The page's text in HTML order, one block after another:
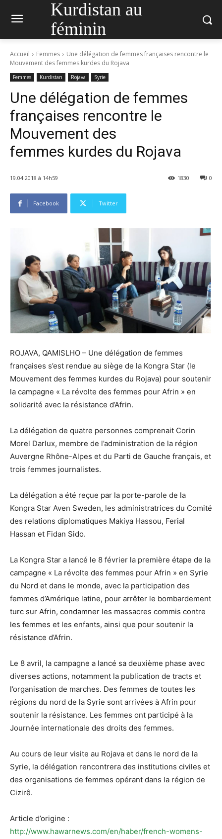
Kurdistan au
féminin
Accueil Femmes
Une délégation de femmes françaises rencontre le
Mouvement des femmes kurdes du Rojava
Femmes Kurdistan Rojava Syrie
Une délégation de femmes
françaises rencontre le
Mouvement des
femmes kurdes du Rojava
19.04.2018 à 14h59 0
1830
Facebook Twitter
ROJAVA, QAMISLHO – Une délégation de femmes
françaises s’est rendue au siège de la Kongra Star (le
Mouvement des femmes kurdes du Rojava) pour soutenir
la campagne « La révolte des femmes pour Afrin » en
solidarité avec la résistance d’Afrin.
La délégation de quatre personnes comprenait Corin
Morel Darlux, membre de l’administration de la région
Auvergne Rhône-Alpes et du Parti de Gauche français, et
trois femmes journalistes.
La délégation a été reçue par la porte-parole de la
Kongra Star Aven Sweden, les administratrices du Comité
des relations diplomatiques Makiya Hassou, Ferial
Hassan et Fidan Sido.
La Kongra Star a lancé le 8 février la première étape de la
campagne « La révolte des femmes pour Afrin » en Syrie
du Nord et dans le monde, avec la participation des
femmes d’Amérique latine, pour arrêter le bombardement
turc sur Afrin, condamner les massacres commis contre
les femmes et les enfants, ainsi que pour soutenir la
résistance d’Afrin.
Le 8 avril, la campagne a lancé sa deuxième phase avec
diverses actions, notamment la publication de tracts et
l’organisation de marches. Des femmes de toutes les
régions du nord de la Syrie sont arrivées à Afrin pour
soutenir la résistance. Les femmes ont participé à la
Journée internationale des droits des femmes.
Au cours de leur visite au Rojava et dans le nord de la
Syrie, la délégation rencontrera des institutions civiles et
des organisations de femmes opérant dans la région de
Cizirê.
Article d’origine :
http://www.hawarnews.com/en/haber/french-womens-